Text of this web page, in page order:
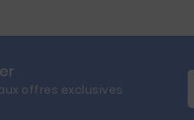
offres exclusives